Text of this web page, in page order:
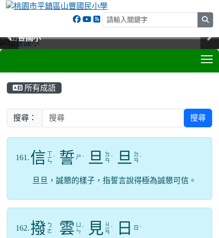
山豐國小
山豐國小
山豐國小
山豐國小
所有成語
搜尋： 搜尋
161. 信 ㄧ
ㄣ
ˋ 誓 ㄕ ˋ 旦 ㄉ
ㄢ ˋ 旦 ㄉ
ㄢ ˋ
旦旦，誠懇的樣子，指誓言說得極為誠懇可信。
162. 撥 ㄅ
ㄛ
雲 ㄣ ˊ 見 ㄐ
ㄧ
ㄢ
ˋ 日 ㄖ ˋ